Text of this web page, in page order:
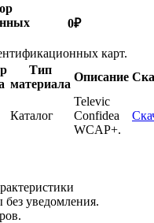
0₽
карт.
Тип
материала
Описание
Каталог
Televic
Confidea
WCAP+.
уведомления.